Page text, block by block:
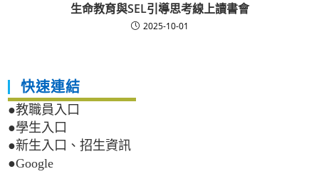
生命教育與SEL引導思考線上讀書會
2025-10-01
快速連結
●教職員入口
●學生入口
●新生入口、招生資訊
●Google